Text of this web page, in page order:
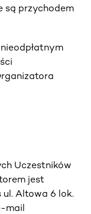
są przychodem
Uczestników
jest
Altowa 6 lok.
mail